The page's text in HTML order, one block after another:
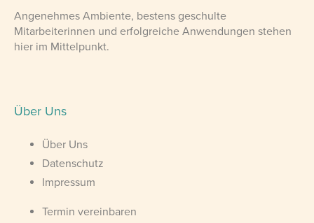
Angenehmes Ambiente, bestens geschulte
Mitarbeiterinnen und erfolgreiche Anwendungen stehen
hier im Mittelpunkt.
Über Uns
Über Uns
Datenschutz
Impressum
Termin vereinbaren